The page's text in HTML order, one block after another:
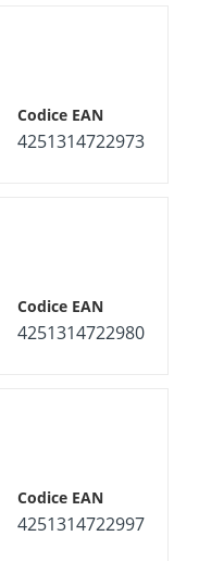
4251314722973
4251314722980
4251314722997